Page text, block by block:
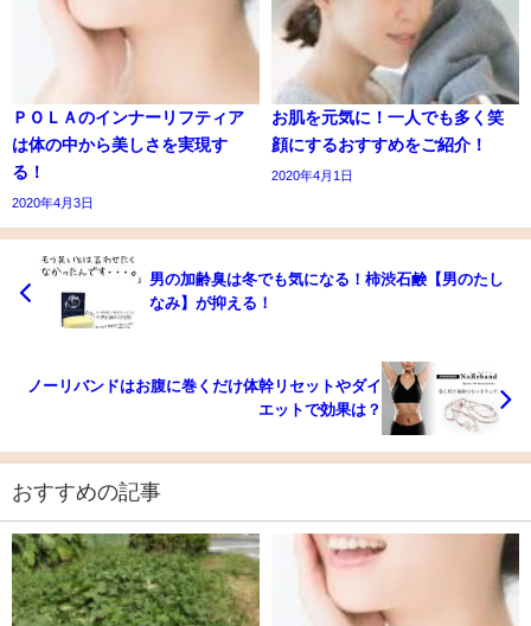
ＰＯＬＡのインナーリフティア
は体の中から美しさを実現す
る！
2020年4月3日
お肌を元気に！一人でも多く笑
顔にするおすすめをご紹介！
2020年4月1日
男の加齢臭は冬でも気になる！柿渋石鹸【男のたし
なみ】が抑える！
ノーリバンドはお腹に巻くだけ体幹リセットやダイ
エットで効果は？
おすすめの記事